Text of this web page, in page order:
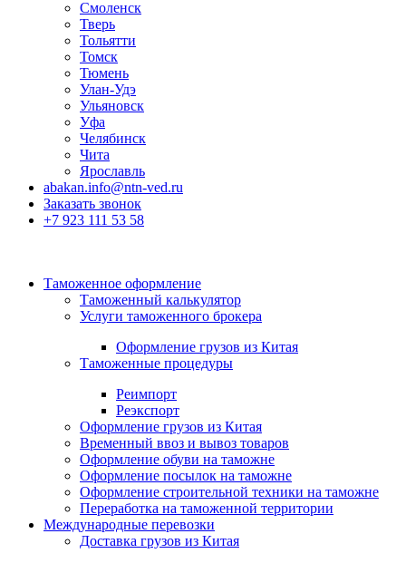
Смоленск
Тверь
Тольятти
Томск
Тюмень
Улан-Удэ
Ульяновск
Уфа
Челябинск
Чита
Ярославль
abakan.info@ntn-ved.ru
Заказать звонок
+7 923 111 53 58
Таможенное оформление
Таможенный калькулятор
Услуги таможенного брокера
Оформление грузов из Китая
Таможенные процедуры
Реимпорт
Реэкспорт
Оформление грузов из Китая
Временный ввоз и вывоз товаров
Оформление обуви на таможне
Оформление посылок на таможне
Оформление строительной техники на таможне
Переработка на таможенной территории
Международные перевозки
Доставка грузов из Китая